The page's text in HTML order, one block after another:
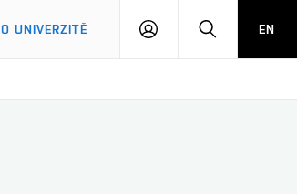
O UNIVERZITĚ
PŘIHLÁSIT HLEDATEN